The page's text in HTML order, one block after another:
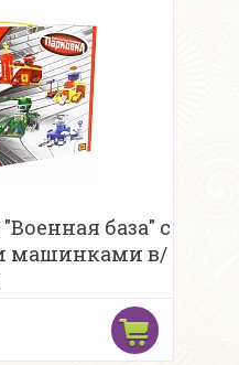
база" с
машинками в/